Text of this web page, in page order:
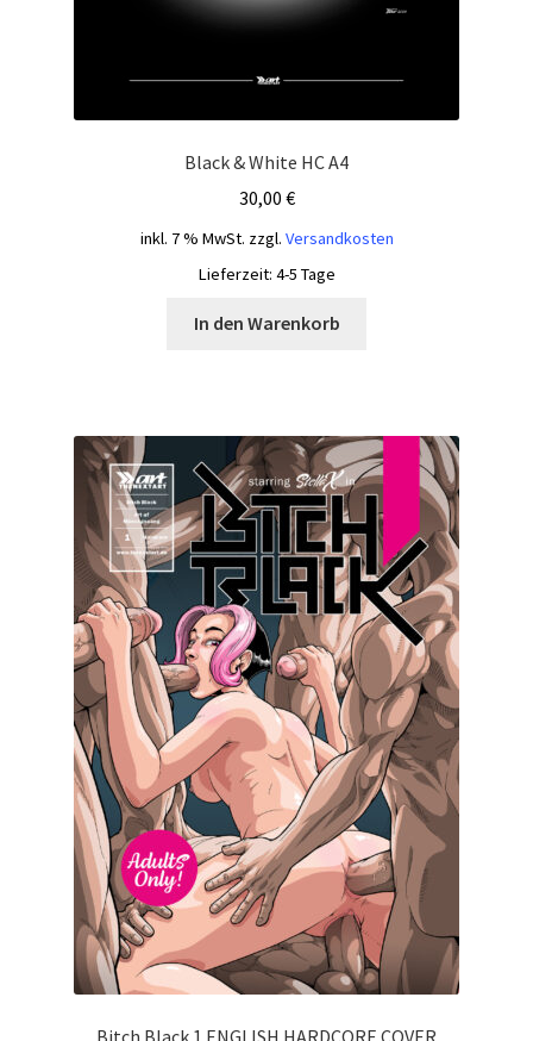
Black & White HC A4
30,00 €
inkl. 7 % MwSt. zzgl. Versandkosten
Lieferzeit: 4-5 Tage
In den Warenkorb
Bitch Black 1 ENGLISH HARDCORE COVER